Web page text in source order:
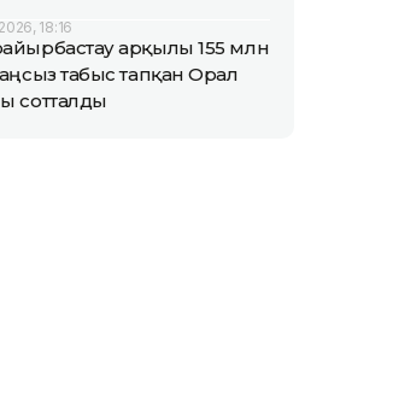
18:16
арқылы 155 млн
табыс тапқан Орал
сотталды